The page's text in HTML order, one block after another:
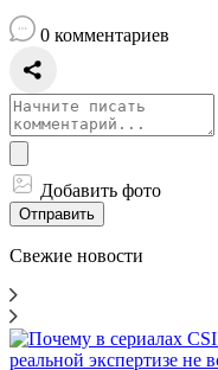
0 комментариев
Добавить фото
Отправить
Свежие новости